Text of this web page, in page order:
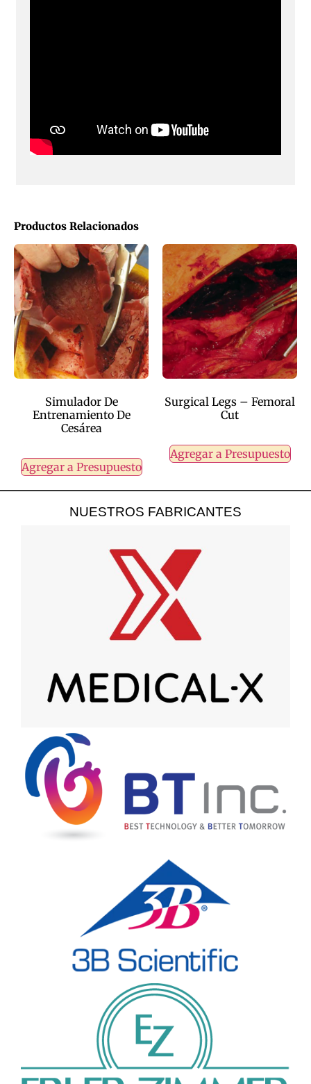
Productos Relacionados
Simulador De
Entrenamiento De
Cesárea
Agregar a Presupuesto
Surgical Legs – Femoral
Cut
Agregar a Presupuesto
NUESTROS FABRICANTES